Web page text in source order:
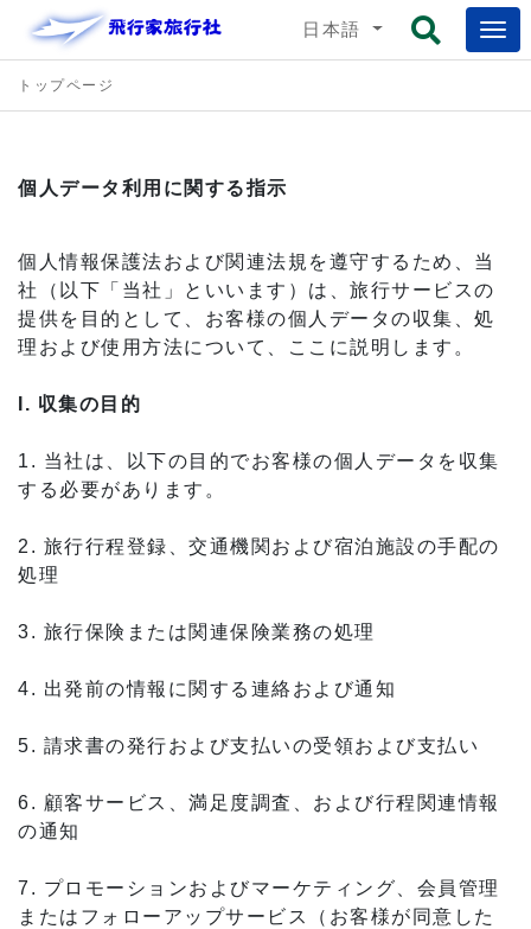
日本語
トップページ
個人データ利用に関する指示
個人情報保護法および関連法規を遵守するため、当
社（以下「当社」といいます）は、旅行サービスの
提供を目的として、お客様の個人データの収集、処
理および使用方法について、ここに説明します。
I. 収集の目的
1. 当社は、以下の目的でお客様の個人データを収集
する必要があります。
2. 旅行行程登録、交通機関および宿泊施設の手配の
処理
3. 旅行保険または関連保険業務の処理
4. 出発前の情報に関する連絡および通知
5. 請求書の発行および支払いの受領および支払い
6. 顧客サービス、満足度調査、および行程関連情報
の通知
7. プロモーションおよびマーケティング、会員管理
またはフォローアップサービス（お客様が同意した